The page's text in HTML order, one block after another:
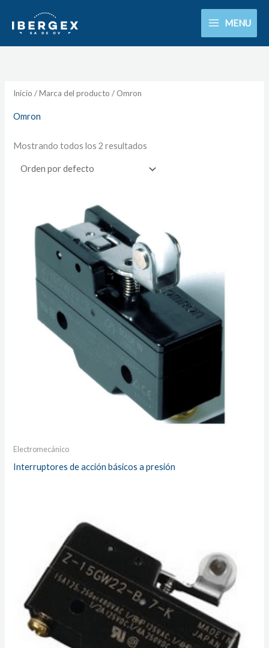
MENU
Inicio / Marca del producto / Omron
Omron
Mostrando todos los 2 resultados
Electromecánico
Interruptores de acción básicos a presión